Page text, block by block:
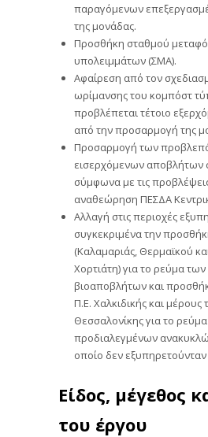
παραγόμενων
της μονάδας.
Προσθήκη σταθμού
υπολειμμάτων (ΣΜΑ).
Αφαίρεση από τον
ωρίμανσης του κομπόστ
προβλέπεται τέτοιο
από την προσαρμογή της
Προσαρμογή των
εισερχόμενων αποβλήτων
σύμφωνα με τις
αναθεώρηση ΠΕΣΔΑ
Αλλαγή στις περιοχές
συγκεκριμένα την
(Καλαμαριάς, Θερμαϊκού
Χορτιάτη) για το ρεύμα
βιοαποβλήτων και
Π.Ε. Χαλκιδικής και μέρους
Θεσσαλονίκης για το
προδιαλεγμένων
οποίο δεν
Είδος, μέγεθος
του έργου